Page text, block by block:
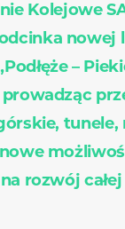
Kolejowe
–
tunele,
na rozwój